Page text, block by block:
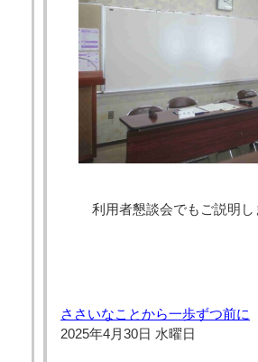
利用者懇談会でもご説明し
ささいなことから一歩ずつ前に
2025年4月30日 水曜日